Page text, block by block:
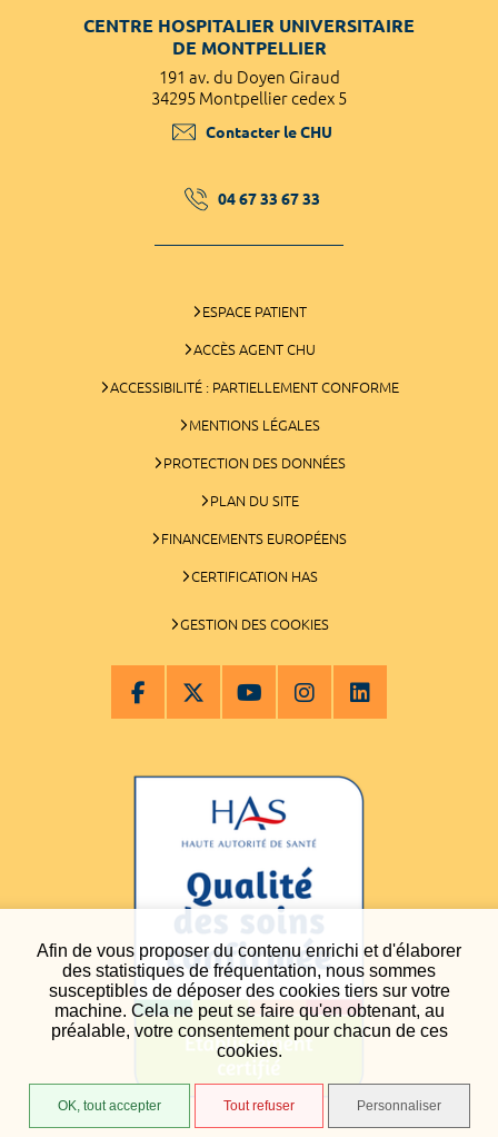
Afin de vous proposer du contenu enrichi et d'élaborer
des statistiques de fréquentation, nous sommes
susceptibles de déposer des cookies tiers sur votre
machine. Cela ne peut se faire qu'en obtenant, au
préalable, votre consentement pour chacun de ces
cookies.
OK, tout accepter Tout refuser Personnaliser
CENTRE HOSPITALIER UNIVERSITAIRE
DE MONTPELLIER
191 av. du Doyen Giraud
34295 Montpellier cedex 5
Contacter le CHU
04 67 33 67 33
ESPACE PATIENT
ACCÈS AGENT CHU
ACCESSIBILITÉ : PARTIELLEMENT CONFORME
MENTIONS LÉGALES
PROTECTION DES DONNÉES
PLAN DU SITE
FINANCEMENTS EUROPÉENS
CERTIFICATION HAS
GESTION DES COOKIES